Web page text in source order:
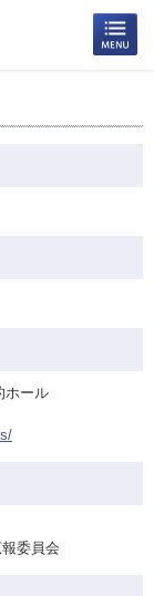
ホール
委員会